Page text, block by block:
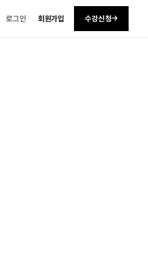
로그인 회원가입 수강신청